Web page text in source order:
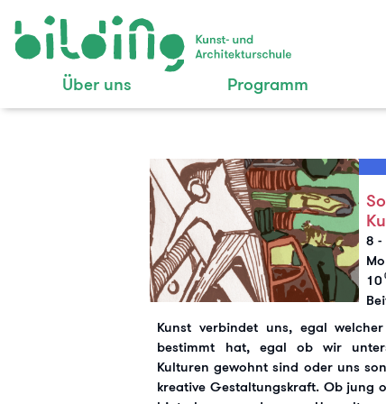
Über uns Programm
8 -
10
Kunst verbindet uns, egal
bestimmt hat, egal ob wir
Kulturen gewohnt sind oder uns
kreative Gestaltungskraft. Ob jung